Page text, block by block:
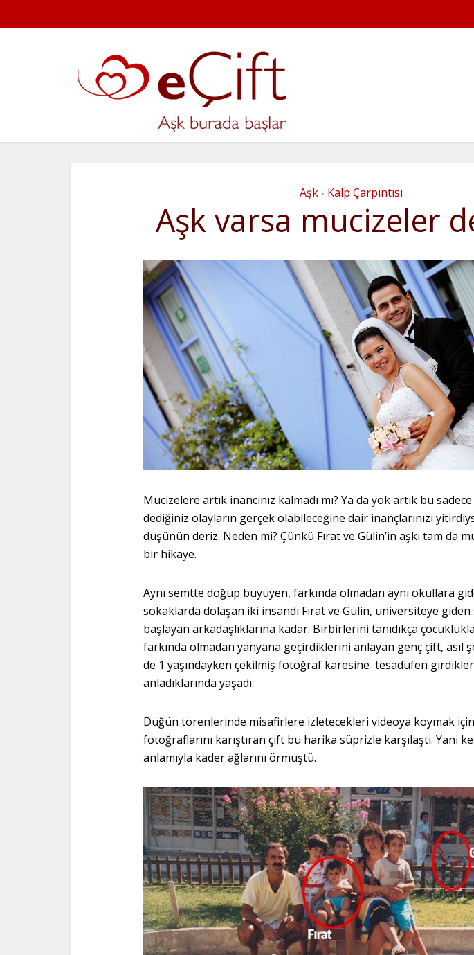
Aşk • Kalp Çarpıntısı
Aşk varsa mucizeler
Mucizelere artık inancınız kalmadı mı? Ya da yok artık bu
dediğiniz olayların gerçek olabileceğine dair inançlarınızı
düşünün deriz. Neden mi? Çünkü Fırat ve Gülin’in aşkı tam da
bir hikaye.
Aynı semtte doğup büyüyen, farkında olmadan aynı okullara
sokaklarda dolaşan iki insandı Fırat ve Gülin, üniversiteye
başlayan arkadaşlıklarına kadar. Birbirlerini tanıdıkça
farkında olmadan yanyana geçirdiklerini anlayan genç çift, asıl
de 1 yaşındayken çekilmiş fotoğraf karesine tesadüfen
anladıklarında yaşadı.
Düğün törenlerinde misafirlere izletecekleri videoya koymak
fotoğraflarını karıştıran çift bu harika süprizle karşılaştı. Yani
anlamıyla kader ağlarını örmüştü.